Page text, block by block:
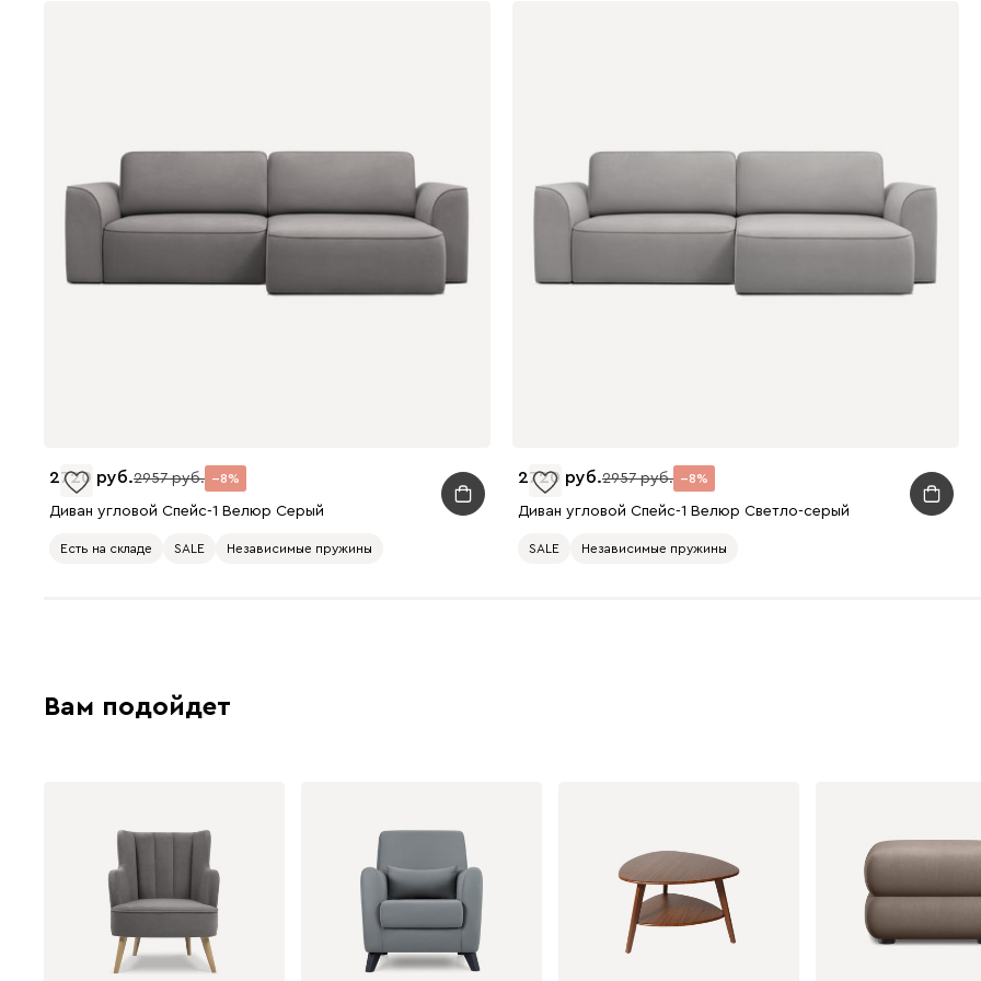
2720 2957 8
Диван угловой Спейс-1 Велюр Серый
Есть на складе SALE Независимые пружины
2720 2957 8
Диван угловой Спейс-1 Велюр Светло-серый
SALE Независимые пружины
Вам подойдет